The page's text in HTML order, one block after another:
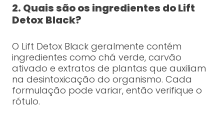
2. Quais são os ingredientes do Lift
Detox Black?
O Lift Detox Black geralmente contém
ingredientes como chá verde, carvão
ativado e extratos de plantas que auxiliam
na desintoxicação do organismo. Cada
formulação pode variar, então verifique o
rótulo.